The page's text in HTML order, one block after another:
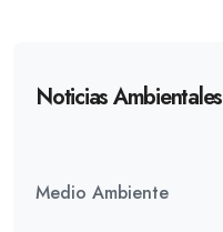
Noticias Ambientales
Medio Ambiente